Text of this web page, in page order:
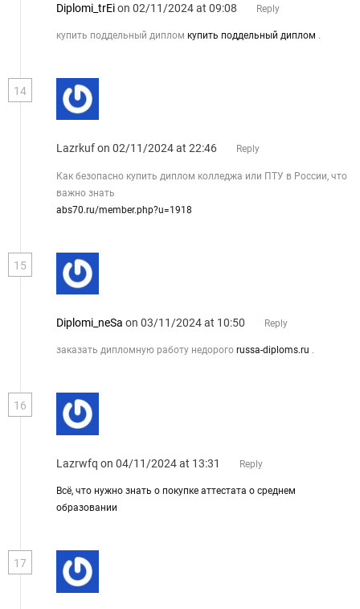
Diplomi_trEion 02/11/2024 at 09:08 Reply
купить поддельный диплом купить поддельный диплом .
14
Lazrkufon 02/11/2024 at 22:46 Reply
Как безопасно купить диплом колледжа или ПТУ в России, что
важно знать
abs70.ru/member.php?u=1918
15
Diplomi_neSa on 03/11/2024 at 10:50 Reply
заказать дипломную работу недорого russa-diploms.ru .
16
Lazrwfq on 04/11/2024 at 13:31 Reply
Всё, что нужно знать о покупке аттестата о среднем
образовании
17